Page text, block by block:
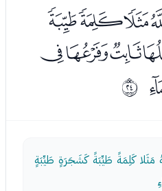
ﰗ
مَثَلا كَلِمَةً طَيِّبَةً كَشَجَرَةٍ طَيِّبَةٍ